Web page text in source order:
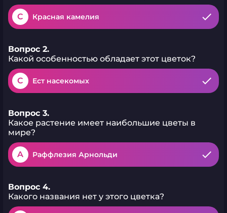
C Красная камелия
Вопрос 2.
Какой особенностью обладает этот цветок?
C Ест насекомых
Вопрос 3.
Какое растение имеет наибольшие цветы в
мире?
A Раффлезия Арнольди
Вопрос 4.
Какого названия нет у этого цветка?